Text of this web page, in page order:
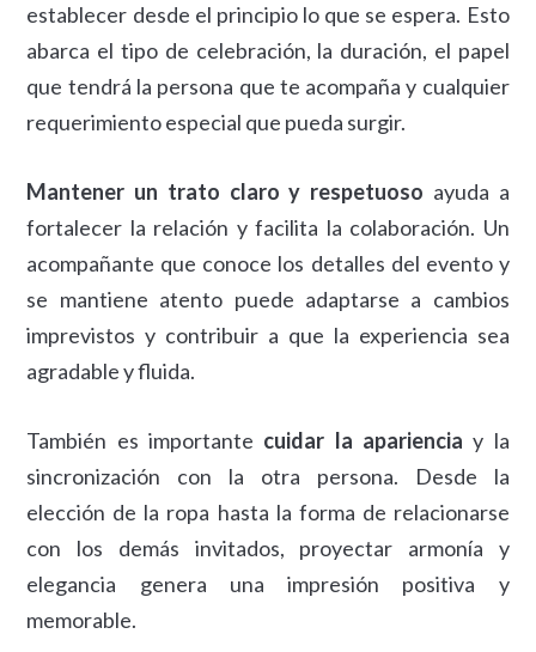
establecer desde el principio lo que se espera. Esto
abarca el tipo de celebración, la duración, el papel
que tendrá la persona que te acompaña y cualquier
requerimiento especial que pueda surgir.
Mantener un trato claro y respetuoso ayuda a
fortalecer la relación y facilita la colaboración. Un
acompañante que conoce los detalles del evento y
se mantiene atento puede adaptarse a cambios
imprevistos y contribuir a que la experiencia sea
agradable y fluida.
También es importante cuidar la aparienciay la
sincronización con la otra persona. Desde la
elección de la ropa hasta la forma de relacionarse
con los demás invitados, proyectar armonía y
elegancia genera una impresión positiva y
memorable.